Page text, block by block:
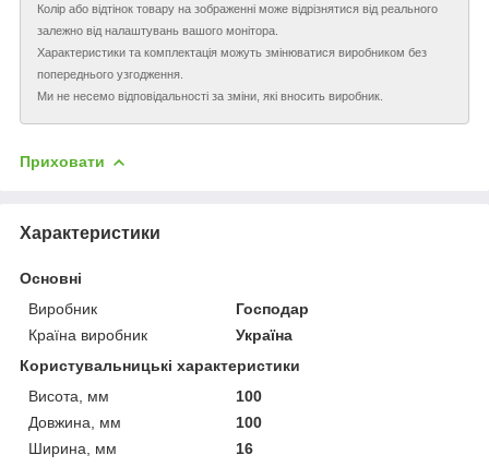
Колір або відтінок товару на зображенні може відрізнятися від реального
залежно від налаштувань вашого монітора.
Характеристики та комплектація можуть змінюватися виробником без
попереднього узгодження.
Ми не несемо відповідальності за зміни, які вносить виробник.
Приховати
Характеристики
Основні
Виробник
Господар
Країна виробник
Україна
Користувальницькі характеристики
Висота, мм
100
Довжина, мм
100
Ширина, мм
16